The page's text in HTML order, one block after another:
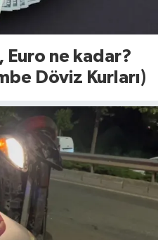
Euro ne kadar?
Döviz Kurları)